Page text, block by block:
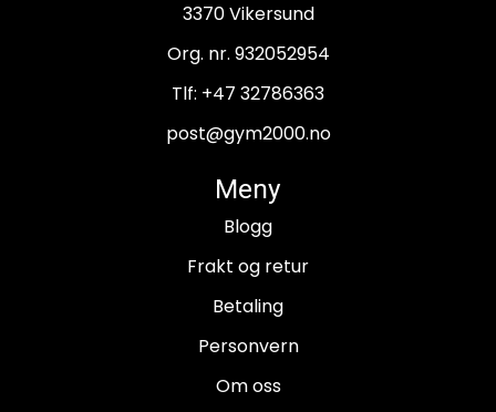
3370 Vikersund
Org. nr. 932052954
Tlf: +47 32786363
post@gym2000.no
Meny
Blogg
Frakt og retur
Betaling
Personvern
Om oss